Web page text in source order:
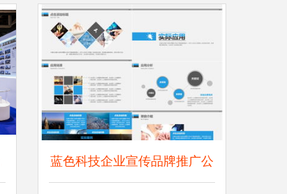
蓝色科技企业宣传品牌推广公